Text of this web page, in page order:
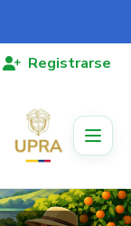
Registrarse